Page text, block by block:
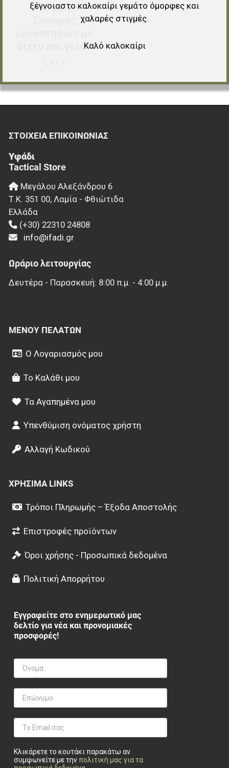
Smoothy -
δίχτυ και γείσο
ΣΤΟΙΧΕΊΑ EΠΙΚΟΙΝΩΝΊΑΣ
Υφάδι
Tactical Store
Μεγάλου Αλεξάνδρου 6
Τ.Κ. 351 00, Λαμία - Φθιώτιδα
Ελλάδα
(+30) 22310 24808
info@ifadi.gr
Ωράριο λειτουργίας
Δευτέρα - Παρασκευή: 8:00 π.μ. - 4:00 μ.μ.
ΜΕΝΟΎ ΠΕΛΑΤΏΝ
Ο Λογαριασμός μου
Το Καλάθι μου
Τα Αγαπημένα μου
Υπενθύμιση ονόματος χρήστη
Αλλαγή Κωδικού
ΧΡΉΣΙΜΑ LINKS
Τρόποι Πληρωμής – Έξοδα Αποστολής
Επιστροφές προϊόντων
Όροι χρήσης - Προσωπικά δεδομένα
Πολιτική Απορρήτου
Εγγραφείτε στο ενημερωτικό μας
δελτίο για νέα και προνομιακές
προσφορές!
Κλικάρετε το κουτάκι παρακάτω αν
συμφωνείτε με τηνπολιτική μας για τα
ξέγνοιαστο καλοκαίρι γεμάτο όμορφες και
χαλαρές στιγμές.
Καλό καλοκαίρι